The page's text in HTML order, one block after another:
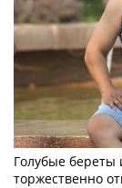
Голубые береты
торжественно